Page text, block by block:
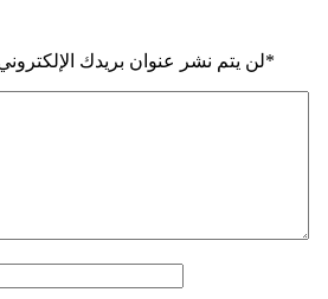
لن يتم نشر عنوان بريدك*